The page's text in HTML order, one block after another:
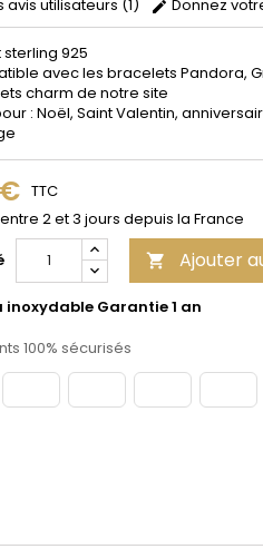
avis utilisateurs (1)
Donnez
925
avec les bracelets Pandora,
charm de notre site
: Noël, Saint Valentin,
TTC
2 et 3 jours depuis la France
 Ajouter
inoxydable Garantie 1 an
100% sécurisés